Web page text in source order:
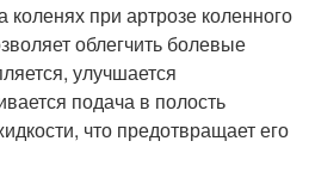
при артрозе коленного
облегчить болевые
улучшается
подача в полость
что предотвращает его